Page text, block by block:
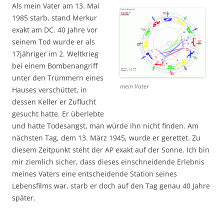
mein Vater
Als mein Vater am 13. Mai
1985 starb, stand Merkur
exakt am DC. 40 Jahre vor
seinem Tod wurde er als
17jähriger im 2. Weltkrieg
bei einem Bombenangriff
unter den Trümmern eines
Hauses verschüttet, in
dessen Keller er Zuflucht
gesucht hatte. Er überlebte
und hatte Todesangst, man würde ihn nicht finden. Am
nächsten Tag, dem 13. März 1945, wurde er gerettet. Zu
diesem Zeitpunkt steht der AP exakt auf der Sonne. Ich bin
mir ziemlich sicher, dass dieses einschneidende Erlebnis
meines Vaters eine entscheidende Station seines
Lebensfilms war, starb er doch auf den Tag genau 40 Jahre
später.